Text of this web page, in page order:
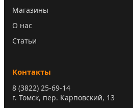
Магазины
О нас
Статьи
Контакты
8 (3822) 25-69-14
г. Томск, пер. Карповский, 13